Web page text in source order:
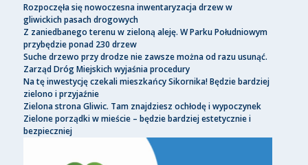
Rozpoczęła się nowoczesna inwentaryzacja drzew w
gliwickich pasach drogowych
Z zaniedbanego terenu w zieloną aleję. W Parku Południowym
przybędzie ponad 230 drzew
Suche drzewo przy drodze nie zawsze można od razu usunąć.
Zarząd Dróg Miejskich wyjaśnia procedury
Na tę inwestycję czekali mieszkańcy Sikornika! Będzie bardziej
zielono i przyjaźnie
Zielona strona Gliwic. Tam znajdziesz ochłodę i wypoczynek
Zielone porządki w mieście – będzie bardziej estetycznie i
bezpieczniej